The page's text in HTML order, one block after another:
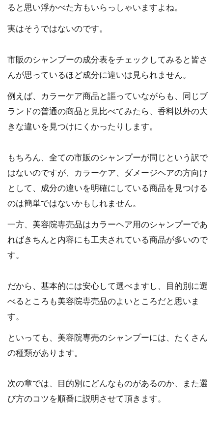
ると思い浮かべた方もいらっしゃいますよね。
実はそうではないのです。
市販のシャンプーの成分表をチェックしてみると皆さ
んが思っているほど成分に違いは見られません。
例えば、カラーケア商品と謳っていながらも、同じブ
ランドの普通の商品と見比べてみたら、香料以外の大
きな違いを見つけにくかったりします。
もちろん、全ての市販のシャンプーが同じという訳で
はないのですが、カラーケア、ダメージヘアの方向け
として、成分の違いを明確にしている商品を見つける
のは簡単ではないかもしれません。
一方、美容院専売品はカラーヘア用のシャンプーであ
ればきちんと内容にも工夫されている商品が多いので
す。
だから、基本的には安心して選べますし、目的別に選
べるところも美容院専売品のよいところだと思いま
す。
といっても、美容院専売のシャンプーには、たくさん
の種類があります。
次の章では、目的別にどんなものがあるのか、また選
び方のコツを順番に説明させて頂きます。